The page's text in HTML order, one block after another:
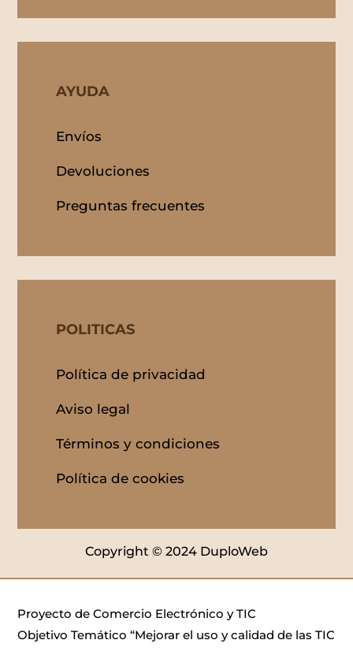
AYUDA
Envíos
Devoluciones
Preguntas frecuentes
POLITICAS
Política de privacidad
Aviso legal
Términos y condiciones
Política de cookies
Copyright © 2024 DuploWeb
Proyecto de Comercio Electrónico y TIC
Objetivo Temático “Mejorar el uso y calidad de las TIC